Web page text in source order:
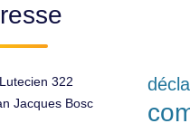
322
Jacques Bosc